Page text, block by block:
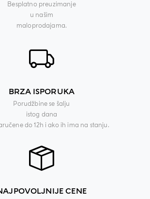
Besplatno preuzimanje
u našim
maloprodajama.
BRZA ISPORUKA
Porudžbine se šalju
istog dana
do 12h i ako ih ima na stanju.
CENE